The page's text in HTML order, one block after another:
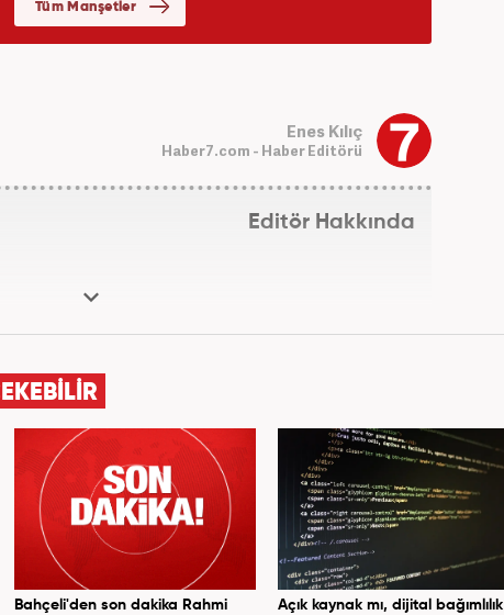
Enes Kılıç
Haber7.com - Haber Editörü
Editör Hakkında
Bahçeli'den son dakika Rahmi
Açık kaynak mı, dijital bağımlılık